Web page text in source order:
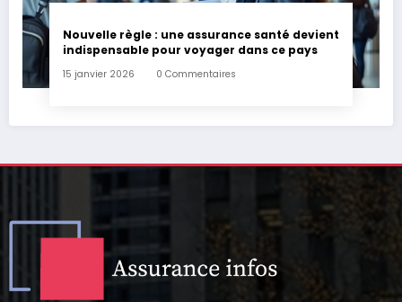
Nouvelle règle : une assurance santé devient
indispensable pour voyager dans ce pays
15 janvier 2026 0 Commentaires